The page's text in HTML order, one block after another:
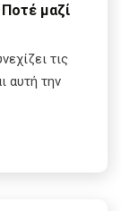
μαζί
τις
αυτή την